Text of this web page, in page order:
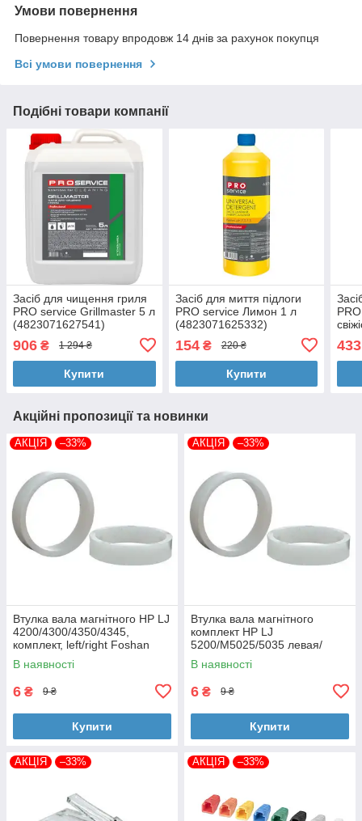
Умови повернення
Повернення товару впродовж 14 днів за рахунок покупця
Всі умови повернення
Подібні товари компанії
Засіб для чищення гриля
PRO service Grillmaster 5 л
(4823071627541)
906 ₴ 1 294 ₴
Купити
Засіб для миття підлоги
PRO service Лимон 1 л
(4823071625332)
154₴ 220 ₴
Купити
433
Акційні пропозиції та новинки
АКЦІЯ –33%
Втулка вала магнітного HP LJ
4200/4300/4350/4345,
комплект, left/right Foshan
(MAG-1338A-BSH-Foshan)
В наявності
6 ₴ 9 ₴
Купити
АКЦІЯ –33%
Втулка вала магнітного
комплект HP LJ
5200/M5025/5035 левая/
правая Foshan (MAG-7516A-
BSH-Foshan)
В наявності
6 ₴ 9 ₴
Купити
АКЦІЯ –33% АКЦІЯ –33%